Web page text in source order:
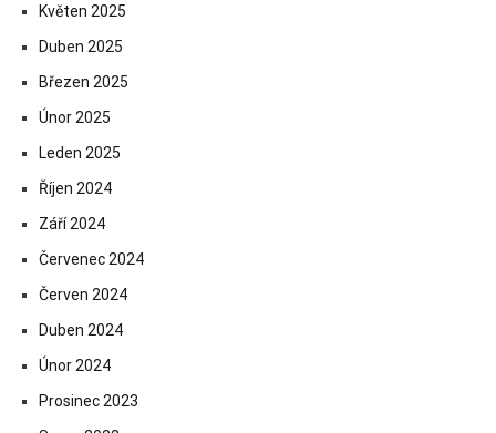
Květen 2025
Duben 2025
Březen 2025
Únor 2025
Leden 2025
Říjen 2024
Září 2024
Červenec 2024
Červen 2024
Duben 2024
Únor 2024
Prosinec 2023